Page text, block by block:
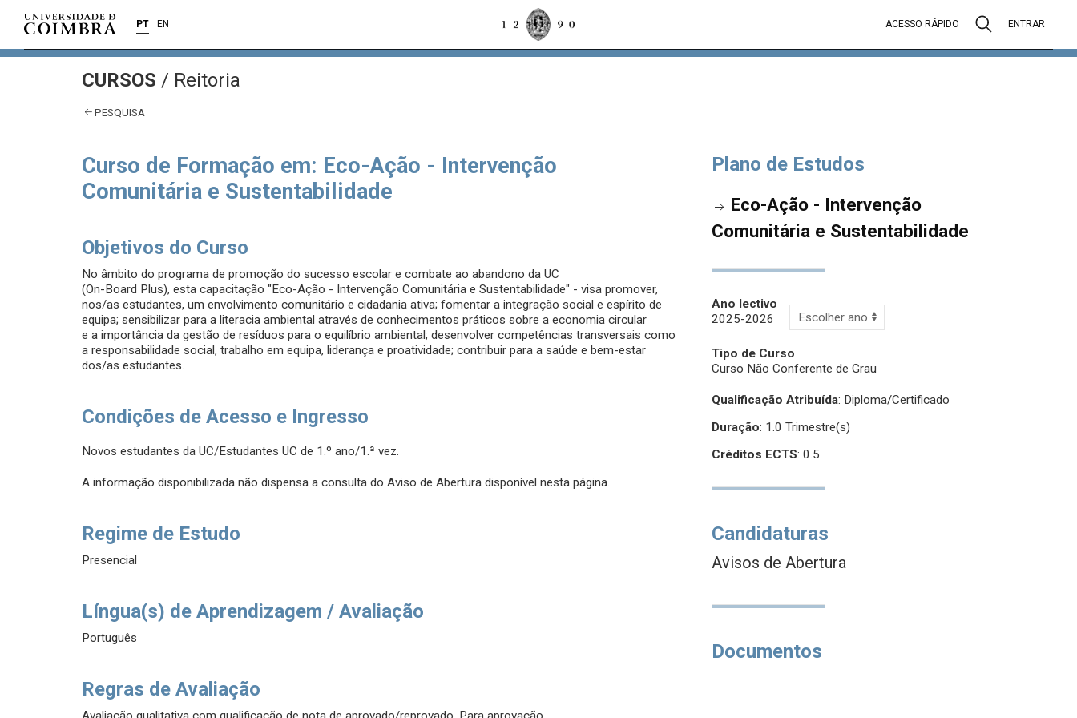
PT EN ACESSO RÁPIDO ENTRAR
CURSOS / Reitoria
PESQUISA
Curso de Formação em: Eco-Ação - Intervenção
Comunitária e Sustentabilidade
Objetivos do Curso
No âmbito do programa de promoção do sucesso escolar e combate ao abandono da UC
(On-Board Plus), esta capacitação "Eco-Ação - Intervenção Comunitária e Sustentabilidade" - visa promover,
nos/as estudantes, um envolvimento comunitário e cidadania ativa; fomentar a integração social e espírito de
equipa; sensibilizar para a literacia ambiental através de conhecimentos práticos sobre a economia circular
e a importância da gestão de resíduos para o equilíbrio ambiental; desenvolver competências transversais como
a responsabilidade social, trabalho em equipa, liderança e proatividade; contribuir para a saúde e bem-estar
dos/as estudantes.
Condições de Acesso e Ingresso
Novos estudantes da UC/Estudantes UC de 1.º ano/1.ª vez.
A informação disponibilizada não dispensa a consulta do Aviso de Abertura disponível nesta página.
Regime de Estudo
Presencial
Língua(s) de Aprendizagem / Avaliação
Português
Regras de Avaliação
Plano de Estudos
Eco-Ação - Intervenção
Comunitária e Sustentabilidade
Ano lectivo
2025-2026
Tipo de Curso
Curso Não Conferente de Grau
Qualificação Atribuída: Diploma/Certificado
Duração: 1.0 Trimestre(s)
Créditos ECTS: 0.5
Candidaturas
Avisos de Abertura
Documentos